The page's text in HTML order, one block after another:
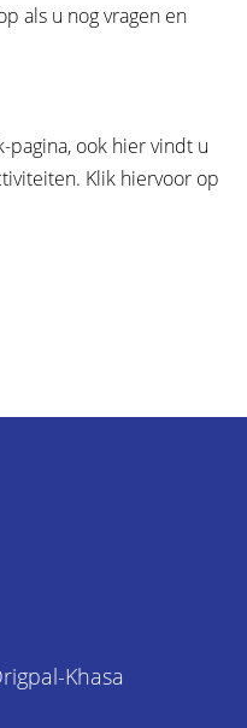
als u nog vragen en
pagina, ook hier vindt u
Klik hiervoor op
Khasa